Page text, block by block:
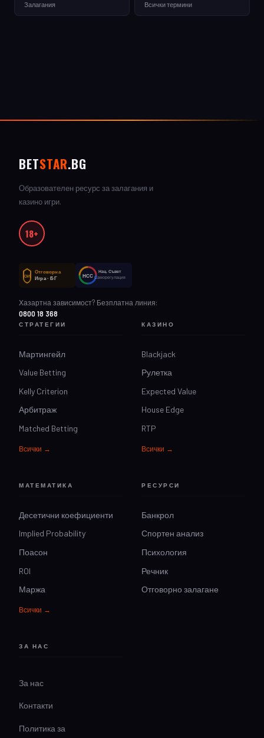
Залагания Всички термини
BETSTAR.BG
Образователен ресурс за залагания и
казино игри.
18+
ОИ
Отговорна
Игра · БГ
НСС
Нац. Съвет
Саморегулация
Хазартна зависимост? Безплатна линия:
0800 18 368
СТРАТЕГИИ
Мартингейл
Value Betting
Kelly Criterion
Арбитраж
Matched Betting
Всички →
КАЗИНО
Blackjack
Рулетка
Expected Value
House Edge
RTP
Всички →
МАТЕМАТИКА
Десетични коефициенти
Implied Probability
Поасон
ROI
Маржа
Всички →
РЕСУРСИ
Банкрол
Спортен анализ
Психология
Речник
Отговорно залагане
ЗА НАС
За нас
Контакти
Политика за